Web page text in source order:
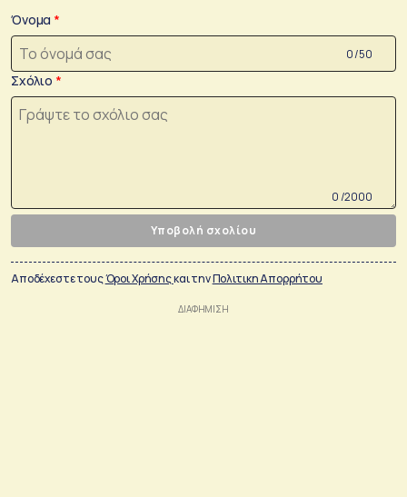
Όνομα
0 /50
Σχόλιο
0 /2000
Υποβολή σχολίου
Αποδέχεστε τουςΌροι Χρήσηςκαι τηνΠολιτικη Απορρήτου